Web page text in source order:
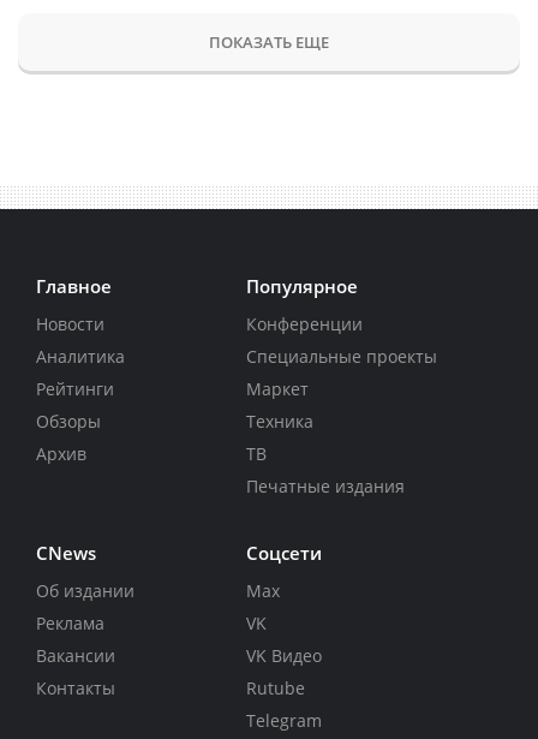
ПОКАЗАТЬ ЕЩЕ
Главное
Новости
Аналитика
Рейтинги
Обзоры
Архив
Популярное
Конференции
Специальные проекты
Маркет
Техника
ТВ
Печатные издания
CNews
Об издании
Реклама
Вакансии
Контакты
Соцсети
Max
VK
VK Видео
Rutube
Telegram